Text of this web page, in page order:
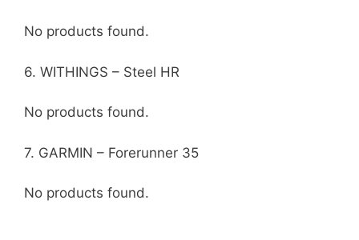
No products found.
6. WITHINGS – Steel HR
No products found.
7. GARMIN – Forerunner 35
No products found.